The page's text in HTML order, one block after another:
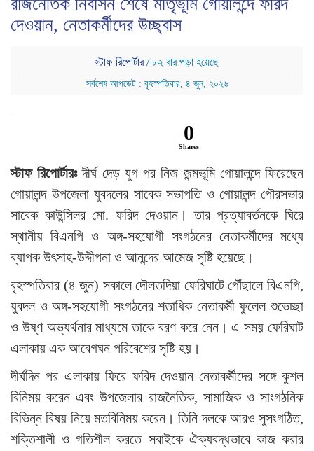
দেওয়ান, নেতাকর্মীদের উচ্ছ্বাস
স্টাফ রিপোর্টার/ ৮২ বার পড়া হয়েছে
সর্বশেষ আপডেট : বৃহস্পতিবার, ৪ জুন, ২০২৬
0
Shares
স্টাফ রিপোর্টারঃদীর্ঘ দেড় যুগ পর নিজ জন্মভূমি গোয়ালন্দে ফিরেছেন
গোয়ালন্দ উপজেলা যুবদলের সাবেক সভাপতি ও গোয়ালন্দ পৌরসভার
সাবেক কাউন্সিলর মো. ফরিদ দেওয়ান। তার প্রত্যাবর্তনকে ঘিরে
স্থানীয় বিএনপি ও অঙ্গ-সহযোগী সংগঠনের নেতাকর্মীদের মধ্যে
ব্যাপক উৎসাহ-উদ্দীপনা ও আনন্দের আমেজ সৃষ্টি হয়েছে।
বৃহস্পতিবার (৪ জুন) সকালে দৌলতদিয়া ফেরিঘাটে পৌঁছালে বিএনপি,
যুবদল ও অঙ্গ-সহযোগী সংগঠনের শতাধিক নেতাকর্মী ফুলেল শুভেচ্ছা
ও উষ্ণ অভ্যর্থনার মাধ্যমে তাকে বরণ করে নেন। এ সময় ফেরিঘাট
এলাকায় এক আবেগঘন পরিবেশের সৃষ্টি হয়।
দীর্ঘদিন পর এলাকায় ফিরে ফরিদ দেওয়ান নেতাকর্মীদের সঙ্গে কুশল
বিনিময় করেন এবং উপজেলার রাজনৈতিক, সামাজিক ও সাংগঠনিক
বিভিন্ন বিষয় নিয়ে মতবিনিময় করেন। তিনি দলকে আরও সুসংগঠিত,
শক্তিশালী ও গতিশীল করতে সবাইকে ঐক্যবদ্ধভাবে কাজ করার